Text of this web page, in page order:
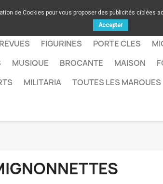
FIGURINES PORTE CLES
MUSIQUE BROCANTE MAISON
MILITARIA TOUTES LES MARQUES
de Cookies pour vous proposer des publicités
Accepter